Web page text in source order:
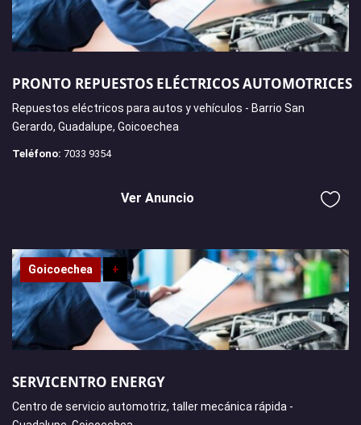
PRONTO REPUESTOS ELÉCTRICOS AUTOMOTRICES
Repuestos eléctricos para autos y vehículos - Barrio San
Gerardo, Guadalupe, Goicoechea
Teléfono: 7033 9354
Ver Anuncio
Goicoechea +
SERVICENTRO ENERGY
Centro de servicio automotriz, taller mecánica rápida -